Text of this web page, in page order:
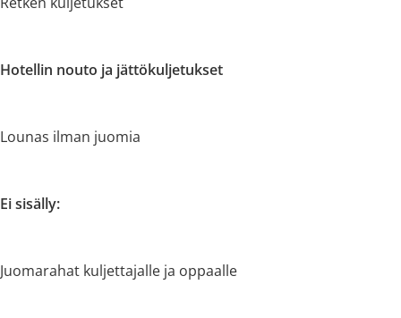
Hotellin nouto ja jättökuljetukset
Lounas ilman juomia
Ei sisälly:
Juomarahat kuljettajalle ja oppaalle